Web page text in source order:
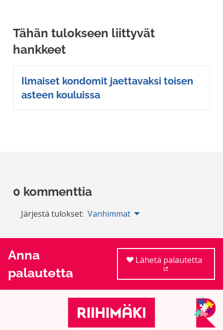
Tähän tulokseen liittyvät
hankkeet
Ilmaiset kondomit jaettavaksi toisen
asteen kouluissa
0 kommenttia
Järjestä tulokset: Vanhimmat
Anna
palautetta
Lähetä palautetta